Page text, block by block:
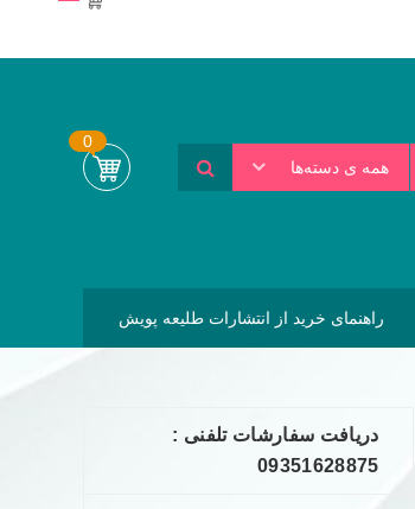
همه ی دسته‌ها
0
راهنمای خرید از انتشارات طلیعه پویش
دریافت سفارشات تلفنی :
09351628875